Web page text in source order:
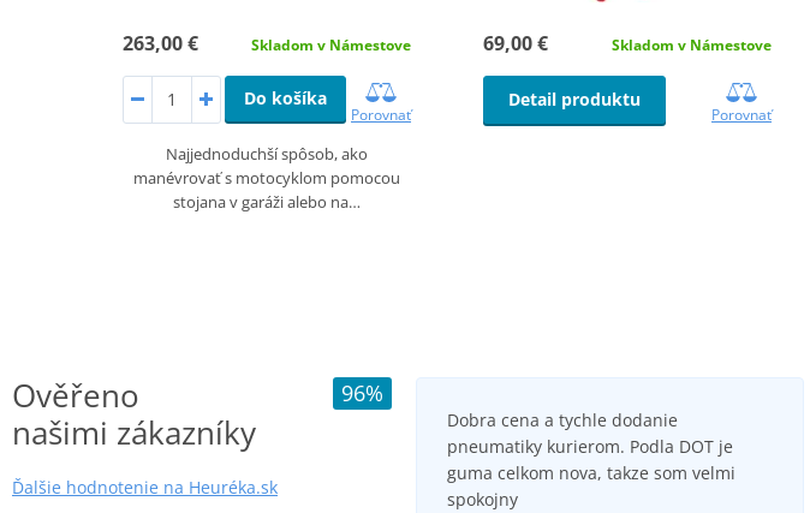
263,00 € Skladom v Námestove
Do košíka
Porovnať
Najjednoduchší spôsob, ako
manévrovať s motocyklom pomocou
stojana v garáži alebo na…
69,00 € Skladom v Námestove
Detail produktu
Porovnať
96%
Ověřeno
našimi zákazníky
Ďalšie hodnotenie na Heuréka.sk
Dobra cena a tychle dodanie
pneumatiky kurierom. Podla DOT je
guma celkom nova, takze som velmi
spokojny